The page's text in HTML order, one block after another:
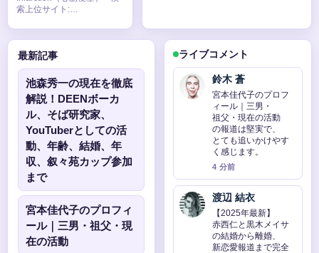
索上位サイト:…
最新記事
池森秀一の現在を徹底
解説！DEENボーカ
ル、そば研究家、
YouTuberとしての活
動、年齢、結婚、年
収、叙々苑カップ参加
まで
宮本佳代子のプロフィ
ール｜三男・祖父・現
在の活動
ライブコメント
鈴木 蒼
宮本佳代子のプロフ
ィール｜三男・
祖父・現在の活動
の報道は堅実で、
とても追いかけやす
く感じます。
4 分前
渡辺 結衣
【2025年最新】
赤西仁と黒木メイサ
の結婚から離婚、
新恋愛報道まで完全